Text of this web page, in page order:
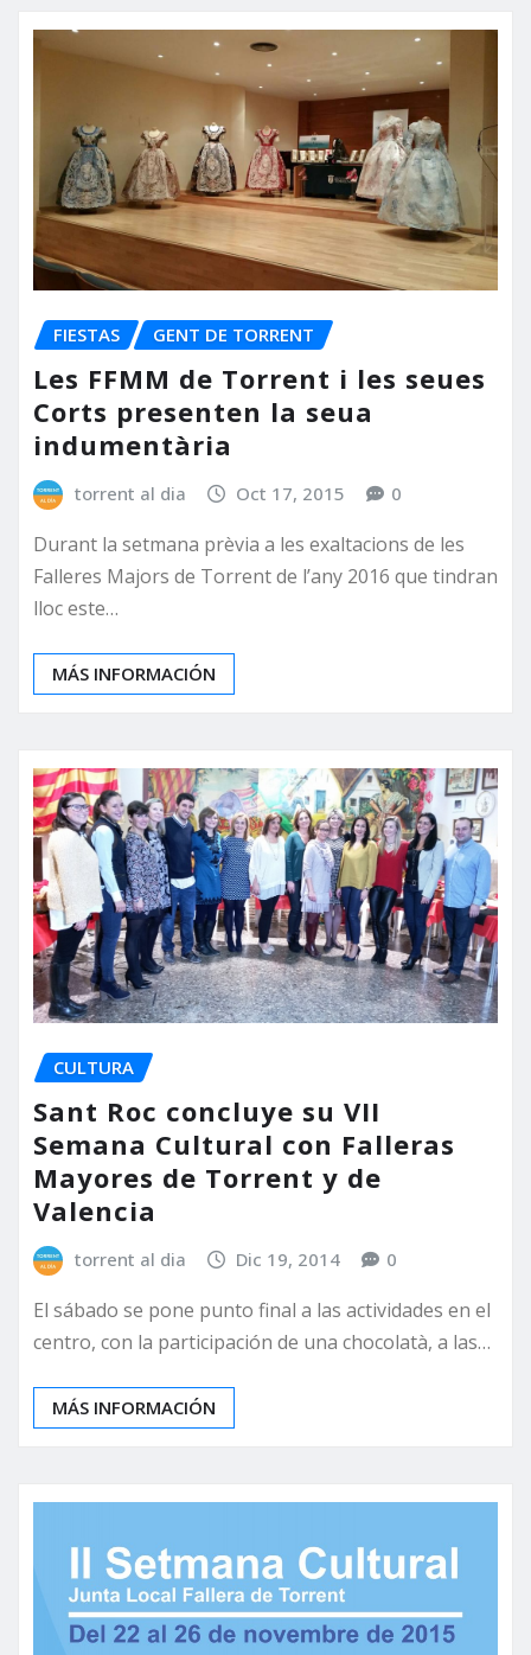
FIESTAS GENT DE TORRENT
Les FFMM de Torrent i les seues
Corts presenten la seua
indumentària
torrent al dia Oct 17, 2015 0
Durant la setmana prèvia a les exaltacions de les
Falleres Majors de Torrent de l’any 2016 que tindran
lloc este…
MÁS INFORMACIÓN
CULTURA
Sant Roc concluye su VII
Semana Cultural con Falleras
Mayores de Torrent y de
Valencia
torrent al dia Dic 19, 2014 0
El sábado se pone punto final a las actividades en el
centro, con la participación de una chocolatà, a las…
MÁS INFORMACIÓN